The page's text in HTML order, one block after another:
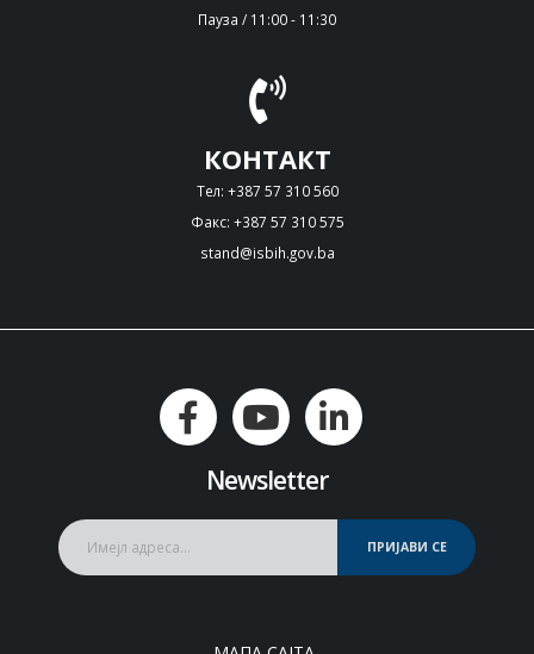
Пауза / 11:00 - 11:30
КОНТАКТ
Тел: +387 57 310 560
Факс: +387 57 310 575
stand@isbih.gov.ba
Newsletter
ПРИЈАВИ СЕ